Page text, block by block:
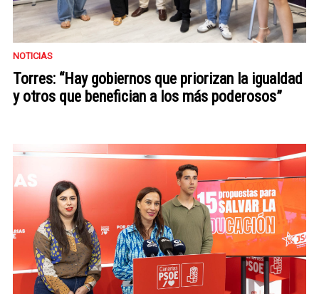
NOTICIAS
Torres: “Hay gobiernos que priorizan la igualdad
y otros que benefician a los más poderosos”